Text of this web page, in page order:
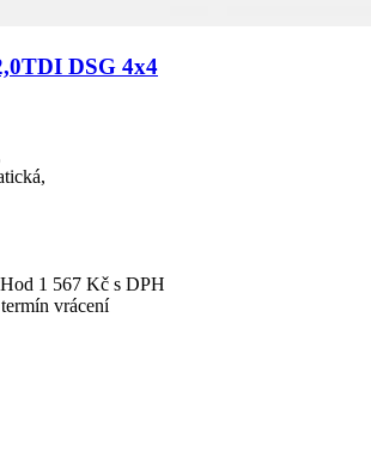
DSG 4x4
od 1 567 Kč s DPH
vrácení